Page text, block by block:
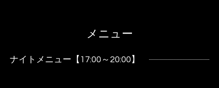
メニュー
ナイトメニュー【17:00～20:00】